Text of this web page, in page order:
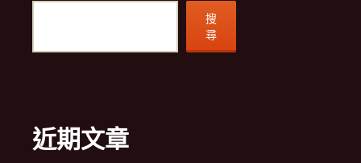
搜
尋
近期文章